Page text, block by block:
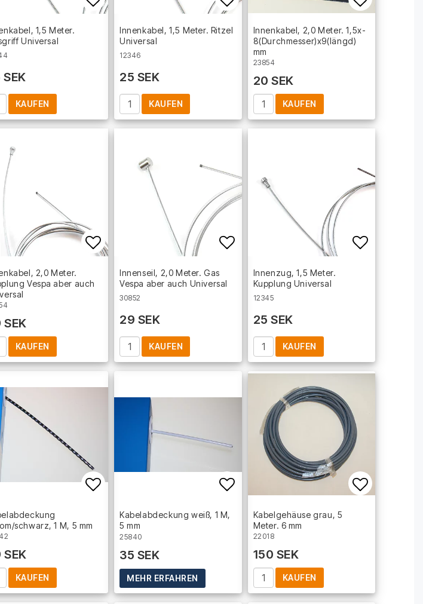
of favoritesAdd to list of favorites
1,5 Meter.
Universal
SEK
KAUFEN
Add to list of favorites
Innenkabel, 1,5 Meter. Ritzel
Universal
12346
25 SEK
KAUFEN
Add to
Innenkabel, 2,0 Meter. 1­,­5­x­
8­(­D­u­r­c­h­m­e­s­s­e­r­)­x­9­(­l­ä­n­g­d­)
mm
23854
20 SEK
KAUFEN
list of favoritesAdd to list of favorites
2,0 Meter.
Vespa aber auch
SEK
KAUFEN
Add to list of favorites
Innenseil, 2,0 Meter. Gas
Vespa aber auch Universal
30852
29 SEK
KAUFEN
Innenzug, 1,5 Meter.
Kupplung Universal
12345
25 SEK
KAUFEN
of favoritesAdd to list of favorites
schwarz, 1 M, 5 mm
SEK
KAUFEN
Add to list of favorites
Kabelabdeckung weiß, 1 M,
5 mm
25840
35 SEK
MEHR ERFAHREN
Kabelgehäuse grau, 5
Meter. 6 mm
22018
150 SEK
KAUFEN